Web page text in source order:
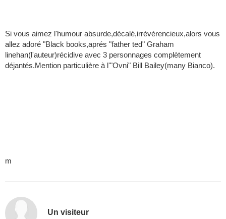
Si vous aimez l'humour absurde,décalé,irrévérencieux,alors vous
allez adoré "Black books,aprés "father ted" Graham
linehan(l'auteur)récidive avec 3 personnages complètement
déjantés.Mention particulière à l'"Ovni" Bill Bailey(many Bianco).
m
Un visiteur